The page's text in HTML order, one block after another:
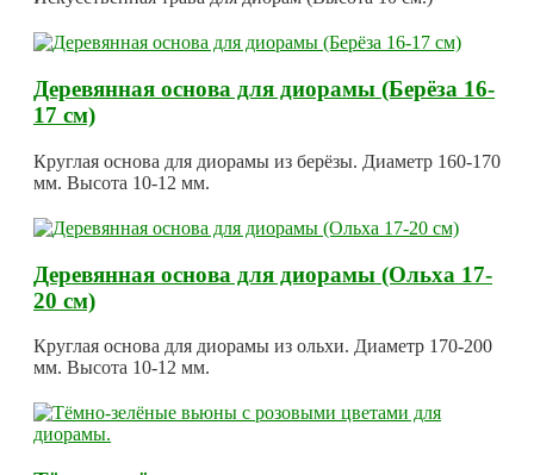
Деревянная основа для диорамы (Берёза 16-
17 см)
Круглая основа для диорамы из берёзы. Диаметр 160-170
мм. Высота 10-12 мм.
Деревянная основа для диорамы (Ольха 17-
20 см)
Круглая основа для диорамы из ольхи. Диаметр 170-200
мм. Высота 10-12 мм.